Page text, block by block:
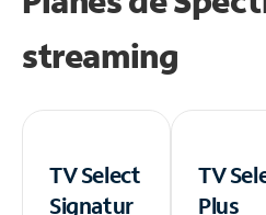
streaming
TV Select
Signatur
TV
Plus